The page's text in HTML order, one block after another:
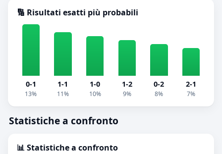
🔢 Risultati esatti più probabili
0-1
13%
1-1
11%
1-0
10%
1-2
9%
0-2
8%
2-1
7%
Statistiche a confronto
📊 Statistiche a confronto